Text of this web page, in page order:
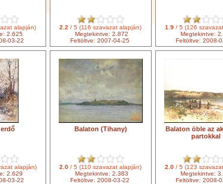
alapján)
2.625
03-22
2.2 / 5 (116 szavazat alapján)
Megtekintve: 2.872
Feltöltve: 2007-04-25
1.9/ 5 (126
Megtekintve:
Feltöltve: 2008-
alapján)
2.629
03-22
Balaton (Tihany)
2.0 / 5 (110 szavazat alapján)
Megtekintve: 2.383
Feltöltve: 2008-03-22
Balaton öble az
partokkal
2.0/ 5 (123
Megtekintve:
Feltöltve: 2008-